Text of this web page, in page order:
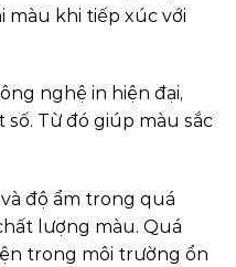
màu khi tiếp xúc với
nghệ in hiện đại,
Từ đó giúp màu sắc
độ ẩm trong quá
lượng màu. Quá
trong môi trường ổn